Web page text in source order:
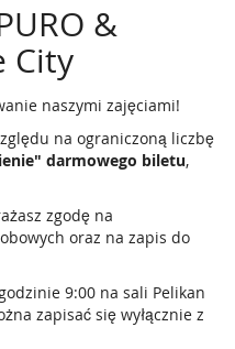
&
City
naszymi zajęciami!
na ograniczoną liczbę
darmowego biletu,
zgodę na
oraz na zapis do
9:00 na sali Pelikan
zapisać się wyłącznie z